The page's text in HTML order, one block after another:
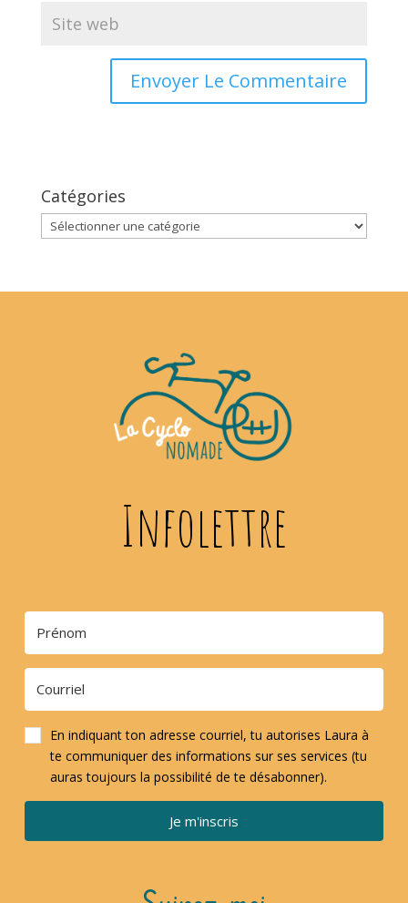
Catégories
Catégories
Infolettre
En indiquant ton adresse courriel, tu autorises Laura à
te communiquer des informations sur ses services (tu
auras toujours la possibilité de te désabonner).
Je m'inscris